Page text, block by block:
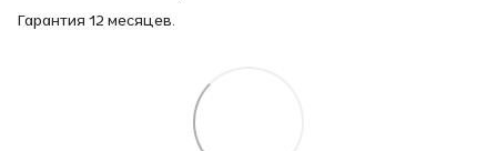
Гарантия 12 месяцев.